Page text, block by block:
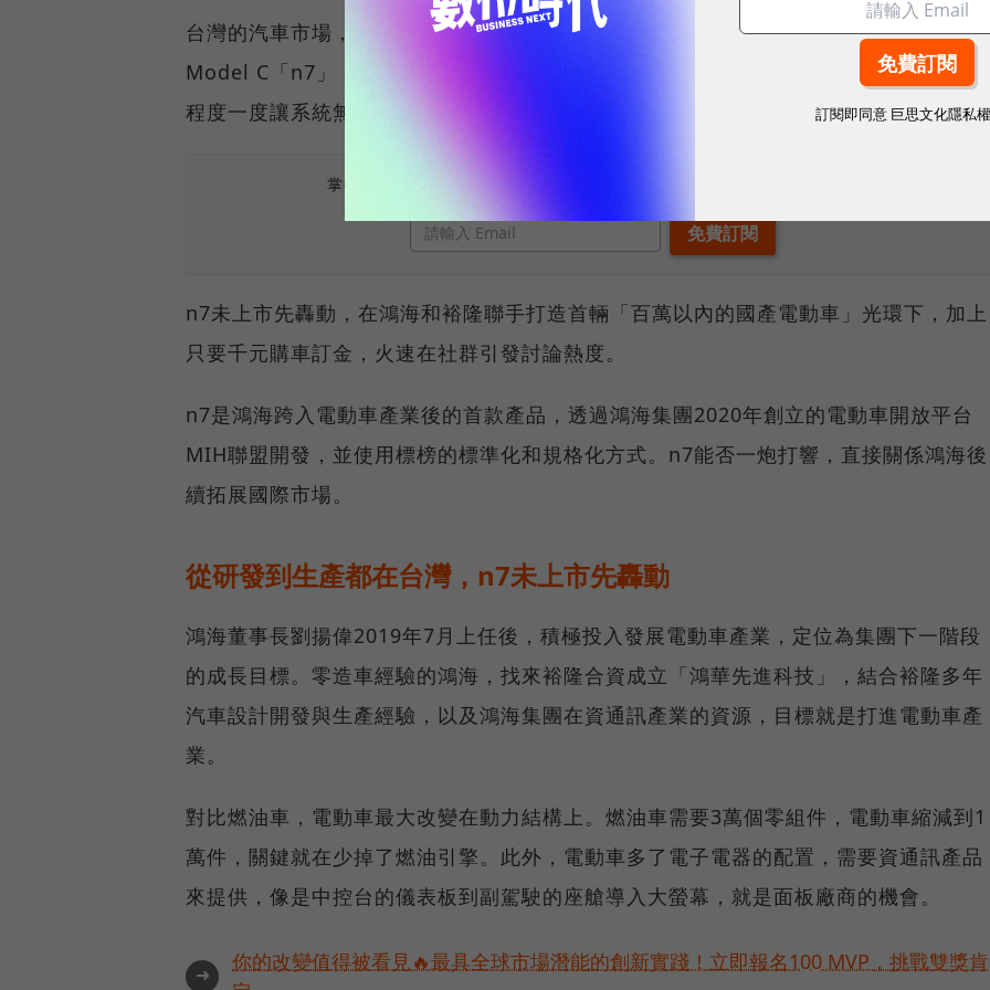
台灣的汽車市場，已經很多年沒這麼熱鬧。9月1日上午9點鐘一到，鴻海首款電動車
Model C「n7」，正式透過納智捷（Luxgen）預購，甫開賣即湧進超過5,000人，熱絡
程度一度讓系統無法負荷。
掌握最新AI、半導體、數位趨勢！訂閱《數位時代》日報及社群活動訊息
n7未上市先轟動，在鴻海和裕隆聯手打造首輛「百萬以內的國產電動車」光環下，加上
只要千元購車訂金，火速在社群引發討論熱度。
n7是鴻海跨入電動車產業後的首款產品，透過鴻海集團2020年創立的電動車開放平台
MIH聯盟開發，並使用標榜的標準化和規格化方式。n7能否一炮打響，直接關係鴻海後
續拓展國際市場。
從研發到生產都在台灣，n7未上市先轟動
鴻海董事長劉揚偉2019年7月上任後，積極投入發展電動車產業，定位為集團下一階段
的成長目標。零造車經驗的鴻海，找來裕隆合資成立「鴻華先進科技」，結合裕隆多年
汽車設計開發與生產經驗，以及鴻海集團在資通訊產業的資源，目標就是打進電動車產
業。
對比燃油車，電動車最大改變在動力結構上。燃油車需要3萬個零組件，電動車縮減到1
萬件，關鍵就在少掉了燃油引擎。此外，電動車多了電子電器的配置，需要資通訊產品
來提供，像是中控台的儀表板到副駕駛的座艙導入大螢幕，就是面板廠商的機會。
➜
你的改變值得被看見🔥最具全球市場潛能的創新實踐！立即報名100 MVP，挑戰雙獎肯
訂閱即同意 巨思文化隱私